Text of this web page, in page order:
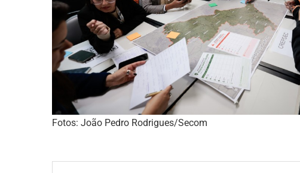
Fotos: João Pedro Rodrigues/Secom